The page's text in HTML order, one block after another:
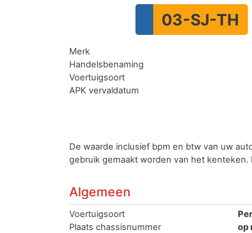
03-SJ-TH
Merk
Handelsbenaming
Voertuigsoort
APK vervaldatum
De waarde inclusief bpm en btw van uw
gebruik gemaakt worden van het kenteken.
Algemeen
Voertuigsoort
Plaats chassisnummer
op